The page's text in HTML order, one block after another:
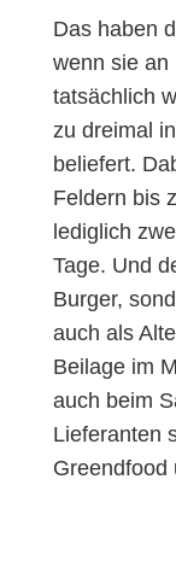
Das haben
wenn sie an
tatsächlich
zu dreimal
beliefert.
Feldern bis
lediglich
Tage. Und
Burger,
auch als
Beilage im
auch beim
Lieferanten
Greendfood